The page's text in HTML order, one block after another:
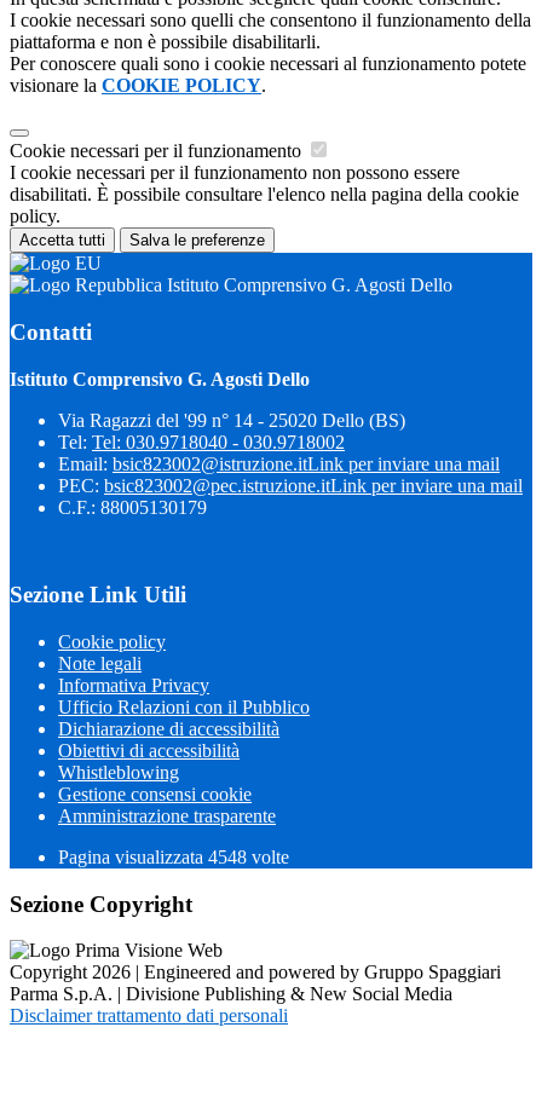
I cookie necessari sono quelli che consentono il funzionamento della
piattaforma e non è possibile disabilitarli.
Per conoscere quali sono i cookie necessari al funzionamento potete
visionare la COOKIE POLICY.
Cookie necessari per il funzionamento
I cookie necessari per il funzionamento non possono essere
disabilitati. È possibile consultare l'elenco nella pagina della cookie
policy.
Accetta tutti Salva le preferenze
Istituto Comprensivo G. Agosti Dello
Contatti
Istituto Comprensivo G. Agosti Dello
Via Ragazzi del '99 n° 14 - 25020 Dello (BS)
Tel: Tel: 030.9718040 - 030.9718002
Email: bsic823002@istruzione.itLink per inviare una mail
PEC: bsic823002@pec.istruzione.itLink per inviare una mail
C.F.: 88005130179
Sezione Link Utili
Cookie policy
Note legali
Informativa Privacy
Ufficio Relazioni con il Pubblico
Dichiarazione di accessibilità
Obiettivi di accessibilità
Whistleblowing
Gestione consensi cookie
Amministrazione trasparente
Pagina visualizzata 4548 volte
Sezione Copyright
Copyright 2026 | Engineered and powered by Gruppo Spaggiari
Parma S.p.A. | Divisione Publishing & New Social Media
Disclaimer trattamento dati personali